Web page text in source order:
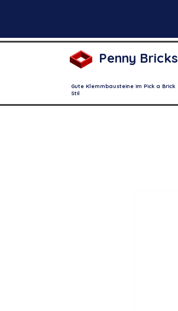
Penny Bricks
Gute Klemmbausteine im Pick a Brick
Stil